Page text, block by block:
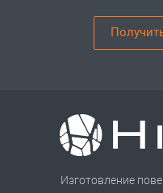
Изготовление